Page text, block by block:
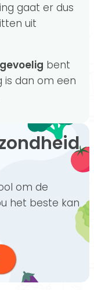
gaat er dus
uit
bent
is dan om een
om de
het beste kan